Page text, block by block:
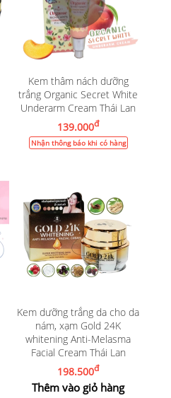
Kem thâm nách dưỡng
trắng Organic Secret White
Underarm Cream Thái Lan
139.000đ
Nhận thông báo khi có hàng
Kem dưỡng trắng da cho da
nám, xạm Gold 24K
whitening Anti-Melasma
Facial Cream Thái Lan
198.500đ
Thêm vào giỏ hàng